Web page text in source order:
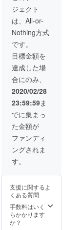
ジェクト
は、All-or-
Nothing方式
です。
目標金額を
達成した場
合にのみ、
2020/02/28
23:59:59ま
でに集まっ
た金額が
ファンディ
ングされま
す。
支援に関するよ
くある質問
手数料はいく
らかかります
か？